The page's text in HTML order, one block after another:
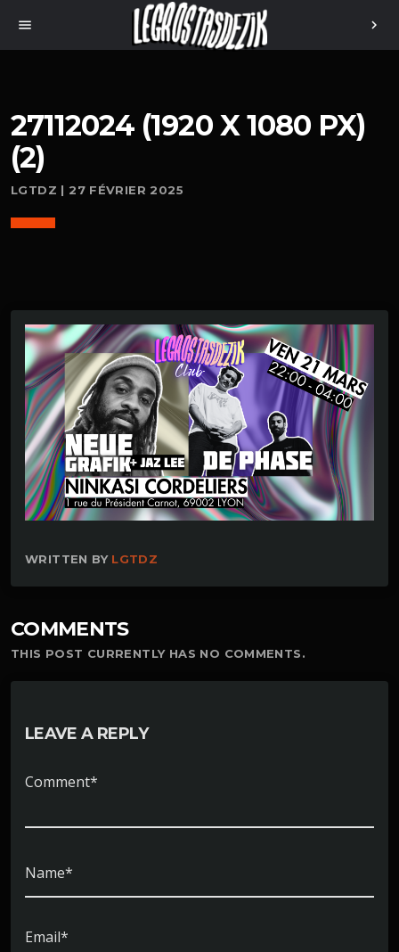
menu chevron_right
27112024 (1920 X 1080 PX)
(2)
LGTDZ | 27 FÉVRIER 2025
WRITTEN BY LGTDZ
COMMENTS
THIS POST CURRENTLY HAS NO COMMENTS.
LEAVE A REPLY
Comment*
Name*
Email*